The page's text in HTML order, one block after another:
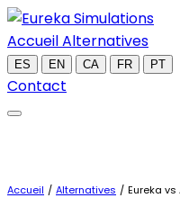
AccueilAlternatives
ES EN CA FR PT
Contact
Accueil / Alternatives / Eureka vs